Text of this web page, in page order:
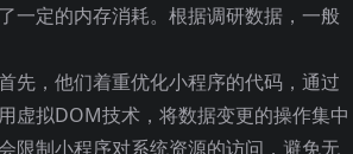
一定的内存消耗。根据调研数据，一般
先，他们着重优化小程序的代码，通过
虚拟DOM技术，将数据变更的操作集中
限制小程序对系统资源的访问，避免无